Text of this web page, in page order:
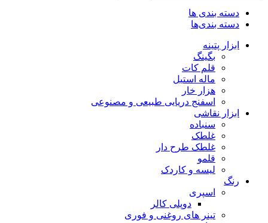
دسته بندی ها
دسته بندی‌ها
ابزار پتینه
بگینگ
قلم کات
ماله استیل
هزار خار
اسفنج دریایی طبیعی و مصنوعی
ابزار نقاشی
سنباده
غلطک
غلطک طرح دار
قلمو
لیسه و کاردک
رنگ
اسپری
دوپلی کالر
تینر های روغنی و فوری